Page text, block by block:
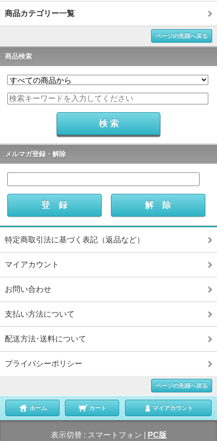
商品カテゴリー一覧
ページの先頭へ戻る
商品検索
メルマガ登録・解除
特定商取引法に基づく表記（返品など）
マイアカウント
お問い合わせ
支払い方法について
配送方法･送料について
プライバシーポリシー
ページの先頭へ戻る
ホーム カート マイアカウント
表示切替 : スマートフォン PC版